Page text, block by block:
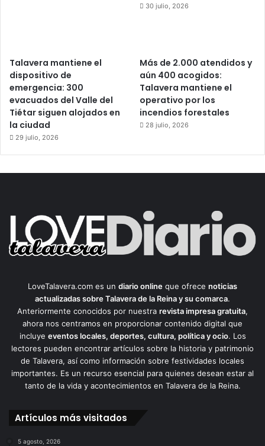
30 julio, 2026
Talavera mantiene el
dispositivo de
emergencia: 300
evacuados del Valle del
Tiétar siguen alojados en
la ciudad
29 julio, 2026
Más de 2.000 atendidos y
aún 400 acogidos:
Talavera mantiene el
operativo por los
incendios forestales
28 julio, 2026
LoveTalavera.com es un diario online que ofrece noticias
actualizadas sobre Talavera de la Reina y su comarca.
Anteriormente conocidos por nuestra revista impresa gratuita,
ahora nos centramos en proporcionar contenido digital que
incluye eventos locales, deportes, cultura, política y ocio. Los
lectores pueden encontrar artículos sobre la historia y patrimonio
de Talavera, así como información sobre festividades locales
importantes. Es un recurso esencial para quienes desean estar al
tanto de la vida y acontecimientos en Talavera de la Reina.
Artículos más visitados
5 agosto, 2026